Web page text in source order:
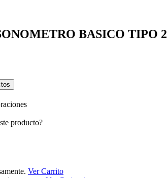
BASICO TIPO 2
producto?
Ver Carrito